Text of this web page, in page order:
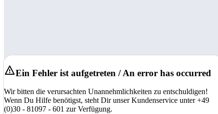
Ein Fehler ist aufgetreten / An error has occurred
Wir bitten die verursachten Unannehmlichkeiten zu entschuldigen!
Wenn Du Hilfe benötigst, steht Dir unser Kundenservice unter +49
(0)30 - 81097 - 601 zur Verfügung.